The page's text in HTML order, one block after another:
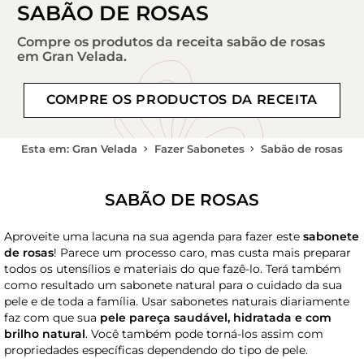
SABÃO DE ROSAS
Compre os produtos da receita sabão de rosas
em Gran Velada.
COMPRE OS PRODUCTOS DA RECEITA
Esta em: Gran Velada Fazer Sabonetes Sabão de rosas
SABÃO DE ROSAS
Aproveite uma lacuna na sua agenda para fazer este sabonete
de rosas! Parece um processo caro, mas custa mais preparar
todos os utensílios e materiais do que fazê-lo. Terá também
como resultado um sabonete natural para o cuidado da sua
pele e de toda a família. Usar sabonetes naturais diariamente
faz com que sua pele pareça saudável, hidratada e com
brilho natural. Você também pode torná-los assim com
propriedades específicas dependendo do tipo de pele.